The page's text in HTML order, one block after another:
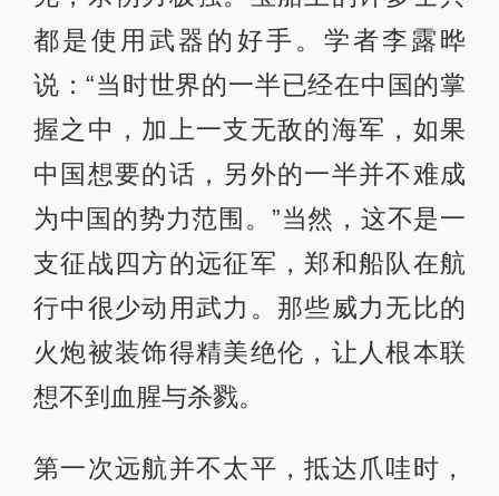
都是使用武器的好手。学者李露晔
说：“当时世界的一半已经在中国的掌
握之中，加上一支无敌的海军，如果
中国想要的话，另外的一半并不难成
为中国的势力范围。”当然，这不是一
支征战四方的远征军，郑和船队在航
行中很少动用武力。那些威力无比的
火炮被装饰得精美绝伦，让人根本联
想不到血腥与杀戮。
第一次远航并不太平，抵达爪哇时，